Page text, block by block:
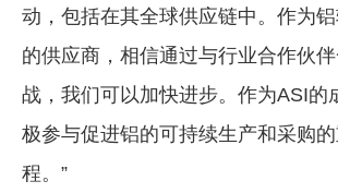
动，包括在其全球供应链中。作为
的供应商，相信通过与行业合作伙
战，我们可以加快进步。作为ASI的
极参与促进铝的可持续生产和采购
程。”